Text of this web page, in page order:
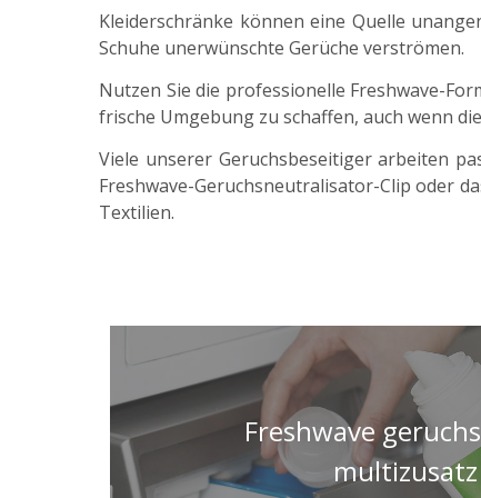
Kleiderschränke können eine Quelle
Schuhe unerwünschte Gerüche verströmen.
Nutzen Sie die professionelle Freshwave-
frische Umgebung zu schaffen, auch wenn
Viele unserer Geruchsbeseitiger arbeiten
Freshwave-Geruchsneutralisator-Clip oder
Textilien.
Freshwave